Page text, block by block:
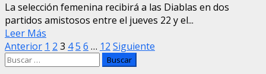
La selección femenina recibirá a las Diablas en dos
partidos amistosos entre el jueves 22 y el...
Leer Más
Paginación
de
Anterior 1 2 3 45 6 … 12 Siguiente
Buscar: